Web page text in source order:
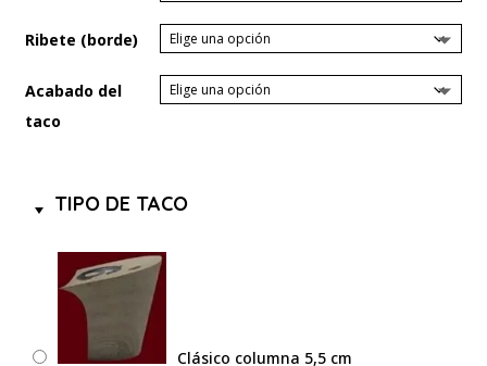
Ribete (borde)
Acabado del
taco
TIPO DE TACO
Clásico columna 5,5 cm